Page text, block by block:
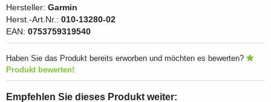
Hersteller: Garmin
Herst.-Art.Nr.: 010-13280-02
EAN: 0753759319540
Haben Sie das Produkt bereits erworben und möchten es bewerten?
Produkt bewerten!
Empfehlen Sie dieses Produkt weiter: